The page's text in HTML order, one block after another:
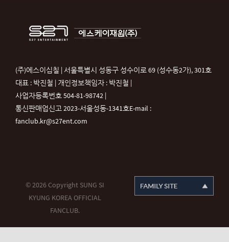
(주)에스이십칠 | 서울특별시 성동구 성수이로 69 (성수동2가), 301호
대표 : 박진철 | 개인정보책임자 : 박진철 |
사업자등록번호 504-81-98742 |
통신판매업신고 2023-서울성동-1341호E-mail :
fanclub.kr@s27ent.com
© 2026 Copyright SUNG SI
KYUNG KOREA OFFICIAL
FANCLUB.